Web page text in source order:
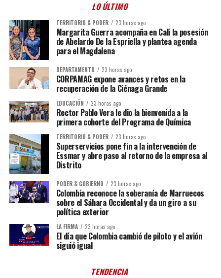
LO ÚLTIMO
TERRITORIO & PODER 23 horas ago
Margarita Guerra acompaña en Cali la posesión
de Abelardo De la Espriella y plantea agenda
para el Magdalena
DEPARTAMENTO 23 horas ago
CORPAMAG expone avances y retos en la
recuperación de la Ciénaga Grande
EDUCACIÓN 23 horas ago
Rector Pablo Vera le dio la bienvenida a la
primera cohorte del Programa de Química
TERRITORIO & PODER 23 horas ago
Superservicios pone fin a la intervención de
Essmar y abre paso al retorno de la empresa al
Distrito
PODER & GOBIERNO 23 horas ago
Colombia reconoce la soberanía de Marruecos
sobre el Sáhara Occidental y da un giro a su
política exterior
LA FIRMA 23 horas ago
El día que Colombia cambió de piloto y el avión
siguió igual
TENDENCIA